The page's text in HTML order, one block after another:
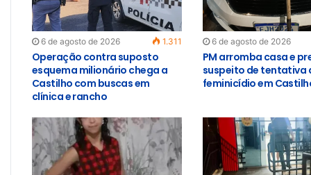
6 de agosto de 2026 1.311
Operação contra suposto
esquema milionário chega a
Castilho com buscas em
clínica e rancho
6 de agosto de 2026
PM arromba casa e
suspeito de tentativa
feminicídio em